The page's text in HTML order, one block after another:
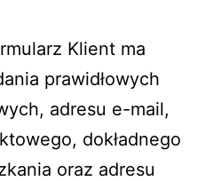
Klient ma
prawidłowych
adresu e-mail,
dokładnego
oraz adresu